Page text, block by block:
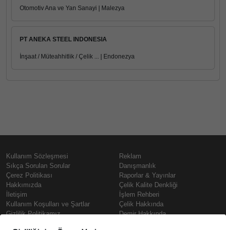
Otomotiv Ana ve Yan Sanayi | Malezya
PT ANEKA STEEL INDONESIA
İnşaat / Müteahhitlik / Çelik ... | Endonezya
Kullanım Sözleşmesi
Sıkça Sorulan Sorular
Çerez Politikası
Hakkımızda
İletişim
Kullanım Koşulları ve Şartlar
Gizlilik Politikamız
Reklam
Danışmanlık
Raporlar & Yayınlar
Çelik Kalite Denkliği
İşlem Rehberi
Çelik Hakkında
Demir Hakkında